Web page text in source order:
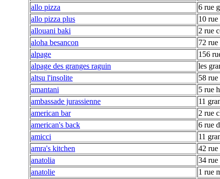
allo pizza
6 rue
allo pizza plus
10
allouani baki
2 rue
aloha besancon
72 rue
alpage
156
alpage des granges raguin
les
altsu l'insolite
58 rue
amantani
5 rue
ambassade jurassienne
11
american bar
2 rue
american's back
6 rue
amicci
11
amra's kitchen
42 rue
anatolia
34
anatolie
1 rue